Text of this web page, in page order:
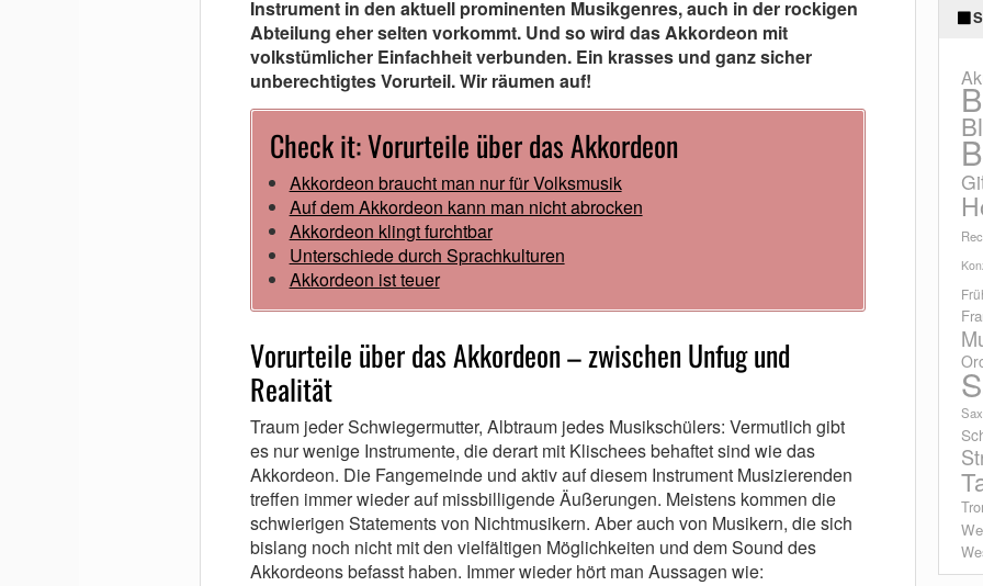
Instrument in den aktuell prominenten Musikgenres, auch in der rockigen
Abteilung eher selten vorkommt. Und so wird das Akkordeon mit
volkstümlicher Einfachheit verbunden. Ein krasses und ganz sicher
unberechtigtes Vorurteil. Wir räumen auf!
Check it: Vorurteile über das Akkordeon
Akkordeon braucht man nur für Volksmusik
Auf dem Akkordeon kann man nicht abrocken
Akkordeon klingt furchtbar
Unterschiede durch Sprachkulturen
Akkordeon ist teuer
Vorurteile über das Akkordeon – zwischen Unfug und
Realität
Traum jeder Schwiegermutter, Albtraum jedes Musikschülers: Vermutlich gibt
es nur wenige Instrumente, die derart mit Klischees behaftet sind wie das
Akkordeon. Die Fangemeinde und aktiv auf diesem Instrument Musizierenden
treffen immer wieder auf missbilligende Äußerungen. Meistens kommen die
schwierigen Statements von Nichtmusikern. Aber auch von Musikern, die sich
bislang noch nicht mit den vielfältigen Möglichkeiten und dem Sound des
Akkordeons befasst haben. Immer wieder hört man Aussagen wie: